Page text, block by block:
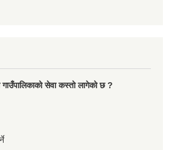
गाउँपालिकाको सेवा कस्तो लागेको छ ?